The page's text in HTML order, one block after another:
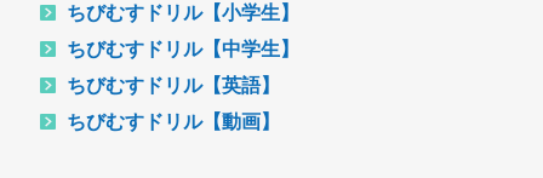
ちびむすドリル【小学生】
ちびむすドリル【中学生】
ちびむすドリル【英語】
ちびむすドリル【動画】